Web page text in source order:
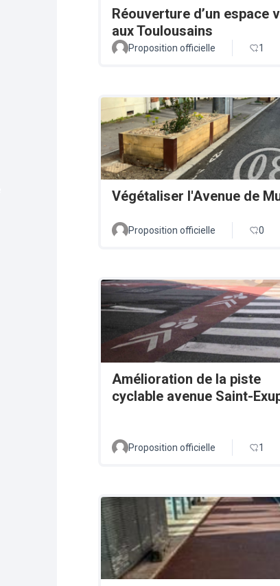
Réouverture d’un espace
aux Toulousains
Proposition officielle 1
Végétaliser l'Avenue de
Proposition officielle 0
Amélioration de la piste
cyclable avenue Saint-
Proposition officielle 1